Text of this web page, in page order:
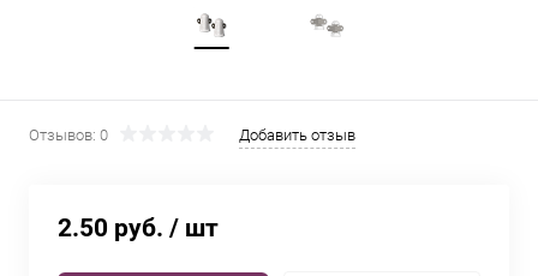
Отзывов: 0 Добавить отзыв
2.50 руб. / шт